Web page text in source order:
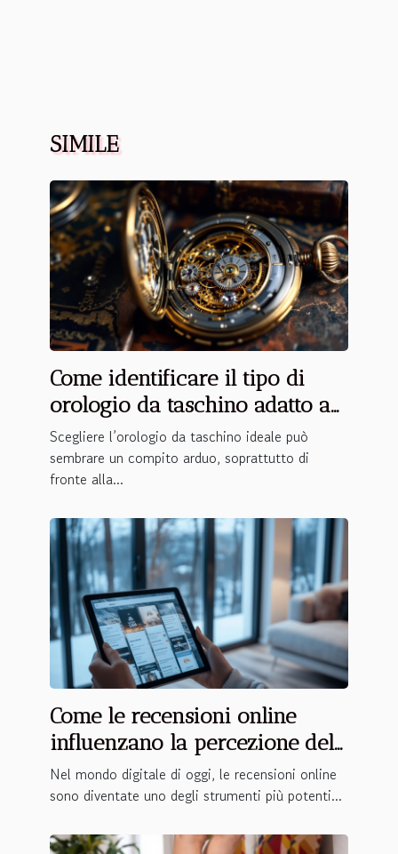
SIMILE
Come identificare il tipo di
orologio da taschino adatto a
te?
Scegliere l’orologio da taschino ideale può
sembrare un compito arduo, soprattutto di
fronte alla...
Come le recensioni online
influenzano la percezione del
marchio?
Nel mondo digitale di oggi, le recensioni online
sono diventate uno degli strumenti più potenti...